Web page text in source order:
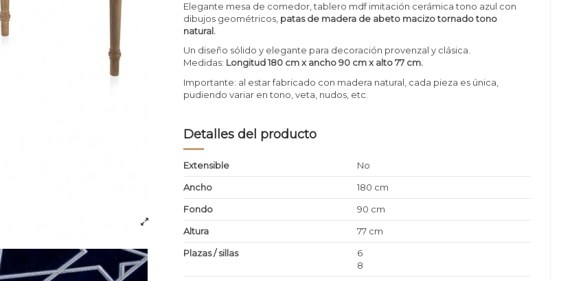
Elegante mesa de comedor, tablero mdf imitación cerámica tono azul con
dibujos geométricos, patas de madera de abeto macizo tornado tono
natural.
Un diseño sólido y elegante para decoración provenzal y clásica.
Medidas: Longitud 180 cm x ancho 90 cm x alto 77 cm.
Importante: al estar fabricado con madera natural, cada pieza es única,
pudiendo variar en tono, veta, nudos, etc.
Detalles del producto
Extensible
No
Ancho
180 cm
Fondo
90 cm
Altura
77 cm
Plazas / sillas
6
8